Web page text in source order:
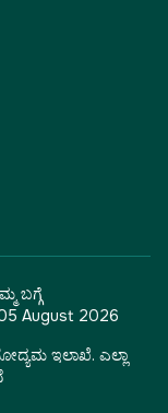
ಬಗ್ಗೆ
August 2026
ಇಲಾಖೆ. ಎಲ್ಲಾ